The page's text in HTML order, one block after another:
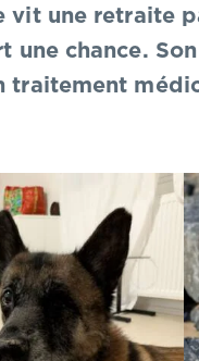
vit une retraite
chance.
traitement